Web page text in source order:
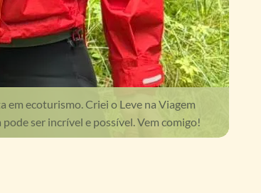
em ecoturismo. Criei o Leve na Viagem
ser incrível e possível. Vem comigo!